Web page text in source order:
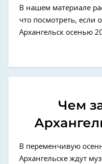
В нашем материале
что посмотреть, если
Архангельск осенью
Чем
В переменчивую
Архангельске ждут